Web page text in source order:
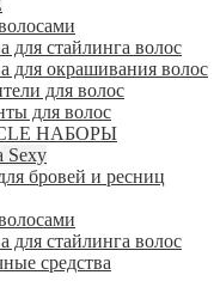
для стайлинга волос
для окрашивания волос
для волос
для волос
НАБОРЫ
бровей и ресниц
для стайлинга волос
средства